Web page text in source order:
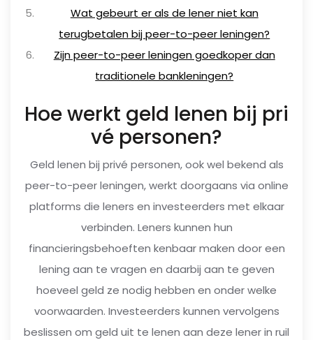
Wat gebeurt er als de lener niet kan
terugbetalen bij peer-to-peer leningen?
Zijn peer-to-peer leningen goedkoper dan
traditionele bankleningen?
Hoe werkt geld lenen bij pri
vé personen?
Geld lenen bij privé personen, ook wel bekend als
peer-to-peer leningen, werkt doorgaans via online
platforms die leners en investeerders met elkaar
verbinden. Leners kunnen hun
financieringsbehoeften kenbaar maken door een
lening aan te vragen en daarbij aan te geven
hoeveel geld ze nodig hebben en onder welke
voorwaarden. Investeerders kunnen vervolgens
beslissen om geld uit te lenen aan deze lener in ruil